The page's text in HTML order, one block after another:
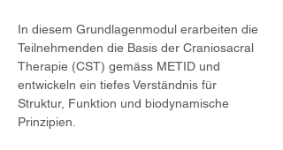
In diesem Grundlagenmodul erarbeiten die
Teilnehmenden die Basis der Craniosacral
Therapie (CST) gemäss METID und
entwickeln ein tiefes Verständnis für
Struktur, Funktion und biodynamische
Prinzipien.